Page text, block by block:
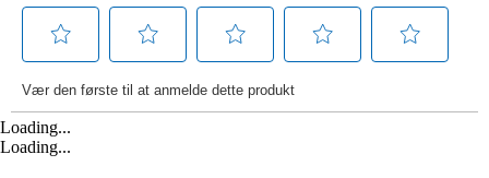
Loading...
Loading...